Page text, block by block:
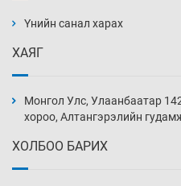
нэмэгджээ
23 цаг 50 мин
Үнийн санал харах
ХАЯГ
Монгол Улс, Улаанбаатар
хороо, Алтангэрэлийн
ХОЛБОО БАРИХ